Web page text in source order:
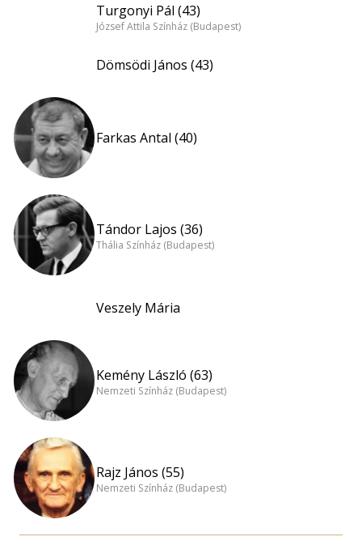
Turgonyi Pál (43)
József Attila Színház (Budapest)
Dömsödi János (43)
Farkas Antal (40)
Tándor Lajos (36)
Thália Színház (Budapest)
Veszely Mária
Kemény László (63)
Nemzeti Színház (Budapest)
Rajz János (55)
Nemzeti Színház (Budapest)